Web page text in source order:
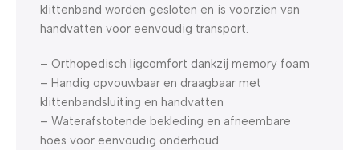
klittenband worden gesloten en is voorzien van
handvatten voor eenvoudig transport.
– Orthopedisch ligcomfort dankzij memory foam
– Handig opvouwbaar en draagbaar met
klittenbandsluiting en handvatten
– Waterafstotende bekleding en afneembare
hoes voor eenvoudig onderhoud